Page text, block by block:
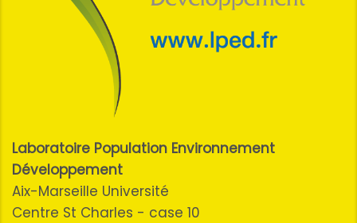
Laboratoire Population Environnement
Développement
Aix-Marseille Université
Centre St Charles - case 10